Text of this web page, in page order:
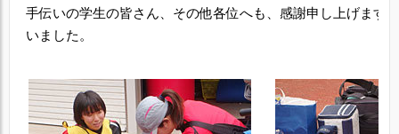
手伝いの学生の皆さん、その他各位へも、感謝申し上げます
いました。